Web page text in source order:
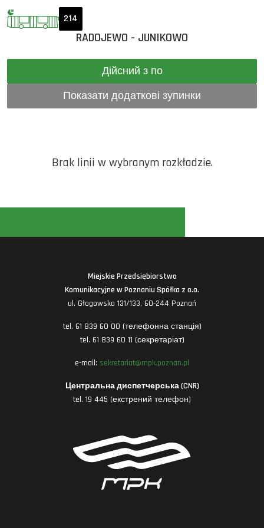
214
RADOJEWO - JUNIKOWO
Дійсний з по
Показати додаткові зупинки
Brak linii w wybranym rozkładzie.
Miejskie Przedsiębiorstwo
Komunikacyjne w Poznaniu Spółka z o.o.
ul. Głogowska 131/133, 60-244 Poznań
tel. 61 839 60 00 (телефонна станція)
tel. 61 839 60 11 (секретаріат)
e-mail: sekretariat@mpk.poznan.pl
Центральна диспетчерська (CNR)
tel. 19 445 (екстрений телефон)